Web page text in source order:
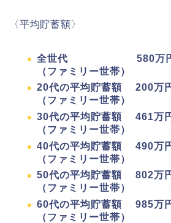
〈平均貯蓄額〉
全世代 580万円（
（ファミリー世帯）
20代の平均貯蓄額 200万
（ファミリー世帯）
30代の平均貯蓄額 461万
（ファミリー世帯）
40代の平均貯蓄額 490万
（ファミリー世帯）
50代の平均貯蓄額 802万
（ファミリー世帯）
60代の平均貯蓄額 985万
（ファミリー世帯）